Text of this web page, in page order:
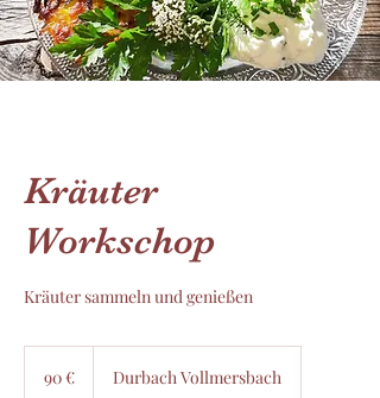
Kräuter
Workschop
Kräuter sammeln und genießen
90 € Durbach Vollmersbach